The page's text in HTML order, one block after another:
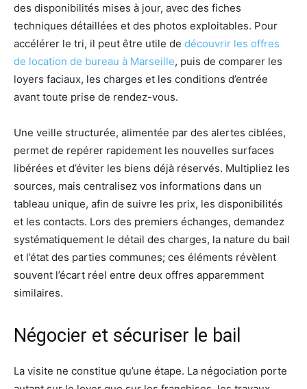
des disponibilités mises à jour, avec des fiches
techniques détaillées et des photos exploitables. Pour
accélérer le tri, il peut être utile de découvrir les offres
de location de bureau à Marseille, puis de comparer les
loyers faciaux, les charges et les conditions d’entrée
avant toute prise de rendez-vous.
Une veille structurée, alimentée par des alertes ciblées,
permet de repérer rapidement les nouvelles surfaces
libérées et d’éviter les biens déjà réservés. Multipliez les
sources, mais centralisez vos informations dans un
tableau unique, afin de suivre les prix, les disponibilités
et les contacts. Lors des premiers échanges, demandez
systématiquement le détail des charges, la nature du bail
et l’état des parties communes; ces éléments révèlent
souvent l’écart réel entre deux offres apparemment
similaires.
Négocier et sécuriser le bail
La visite ne constitue qu’une étape. La négociation porte